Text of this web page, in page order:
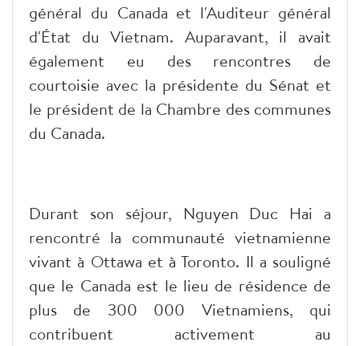
général du Canada et l'Auditeur général
d'État du Vietnam. Auparavant, il avait
également eu des rencontres de
courtoisie avec la présidente du Sénat et
le président de la Chambre des communes
du Canada.
Durant son séjour, Nguyen Duc Hai a
rencontré la communauté vietnamienne
vivant à Ottawa et à Toronto. Il a souligné
que le Canada est le lieu de résidence de
plus de 300 000 Vietnamiens, qui
contribuent activement au